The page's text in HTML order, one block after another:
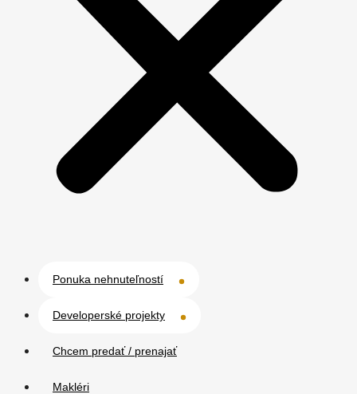
Ponuka nehnuteľností
Developerské projekty
Chcem predať / prenajať
Makléri